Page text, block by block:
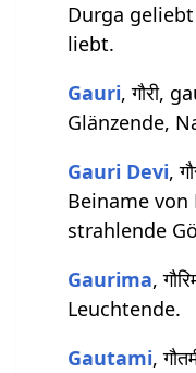
Durga
liebt.
Gauri, गौरी,
Glänzende,
Gauri Devi,
Beiname
strahlende
Gaurima,
Leuchtende.
Gautami,